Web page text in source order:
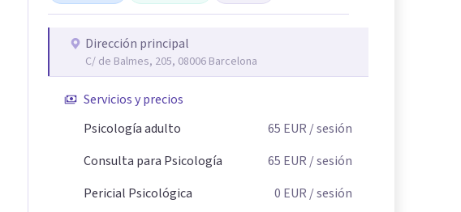
Dirección principal
C/ de Balmes, 205, 08006 Barcelona
Servicios y precios
Psicología adulto
65 EUR / sesión
Consulta para Psicología
65 EUR / sesión
Pericial Psicológica
0 EUR / sesión